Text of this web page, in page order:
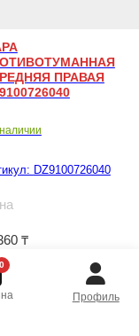
ПРАВАЯ
DZ9100726040
₸
0
Профиль